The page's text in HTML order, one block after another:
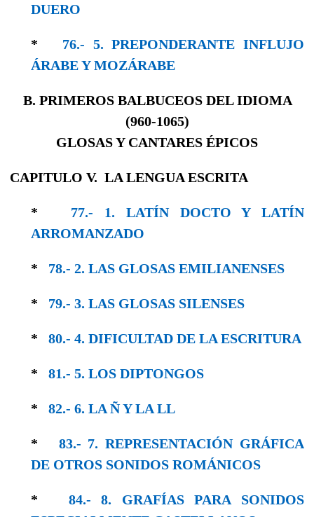
DUERO
* 76.- 5. PREPONDERANTE INFLUJO
ÁRABE Y MOZÁRABE
B. PRIMEROS BALBUCEOS DEL IDIOMA
(960-1065)
GLOSAS Y CANTARES ÉPICOS
CAPITULO V. LA LENGUA ESCRITA
* 77.- 1. LATÍN DOCTO Y LATÍN
ARROMANZADO
* 78.- 2. LAS GLOSAS EMILIANENSES
* 79.- 3. LAS GLOSAS SILENSES
* 80.- 4. DIFICULTAD DE LA ESCRITURA
* 81.- 5. LOS DIPTONGOS
* 82.- 6. LA Ñ Y LA LL
* 83.- 7. REPRESENTACIÓN GRÁFICA
DE OTROS SONIDOS ROMÁNICOS
* 84.- 8. GRAFÍAS PARA SONIDOS